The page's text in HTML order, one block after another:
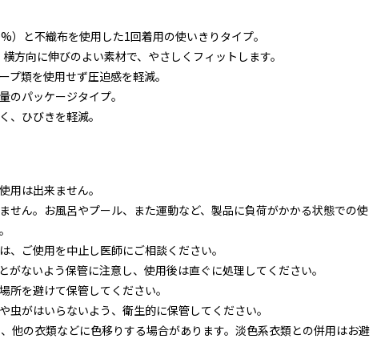
）と不織布を使用した1回着用の使いきりタイプ。
方向に伸びのよい素材で、やさしくフィットします。
類を使用せず圧迫感を軽減。
パッケージタイプ。
ひびきを軽減。
用は出来ません。
せん。お風呂やプール、また運動など、製品に負荷がかかる状態での使
、ご使用を中止し医師にご相談ください。
がないよう保管に注意し、使用後は直ぐに処理してください｡
所を避けて保管してください。
虫がはいらないよう、衛生的に保管してください。
他の衣類などに色移りする場合があります。淡色系衣類との併用はお避